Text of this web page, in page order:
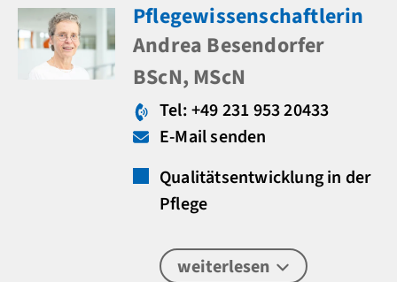
Pflegewissenschaftlerin
Andrea Besendorfer
BScN, MScN
Tel: +49 231 953 20433
E-Mail senden
Qualitätsentwicklung in der
Pflege
weiterlesen